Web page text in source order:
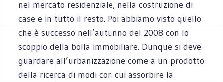
nel mercato residenziale, nella costruzione di
case e in tutto il resto. Poi abbiamo visto quello
che è successo nell’autunno del 2008 con lo
scoppio della bolla immobiliare. Dunque si deve
guardare all’urbanizzazione come a un prodotto
della ricerca di modi con cui assorbire la